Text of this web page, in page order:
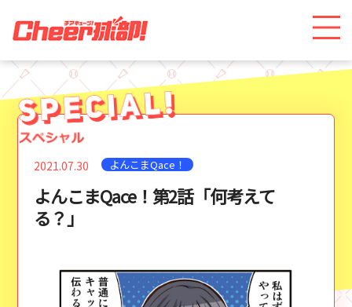
2021.07.30 よんこまQace！
よんこまQace！第2話「何考えて
る？」